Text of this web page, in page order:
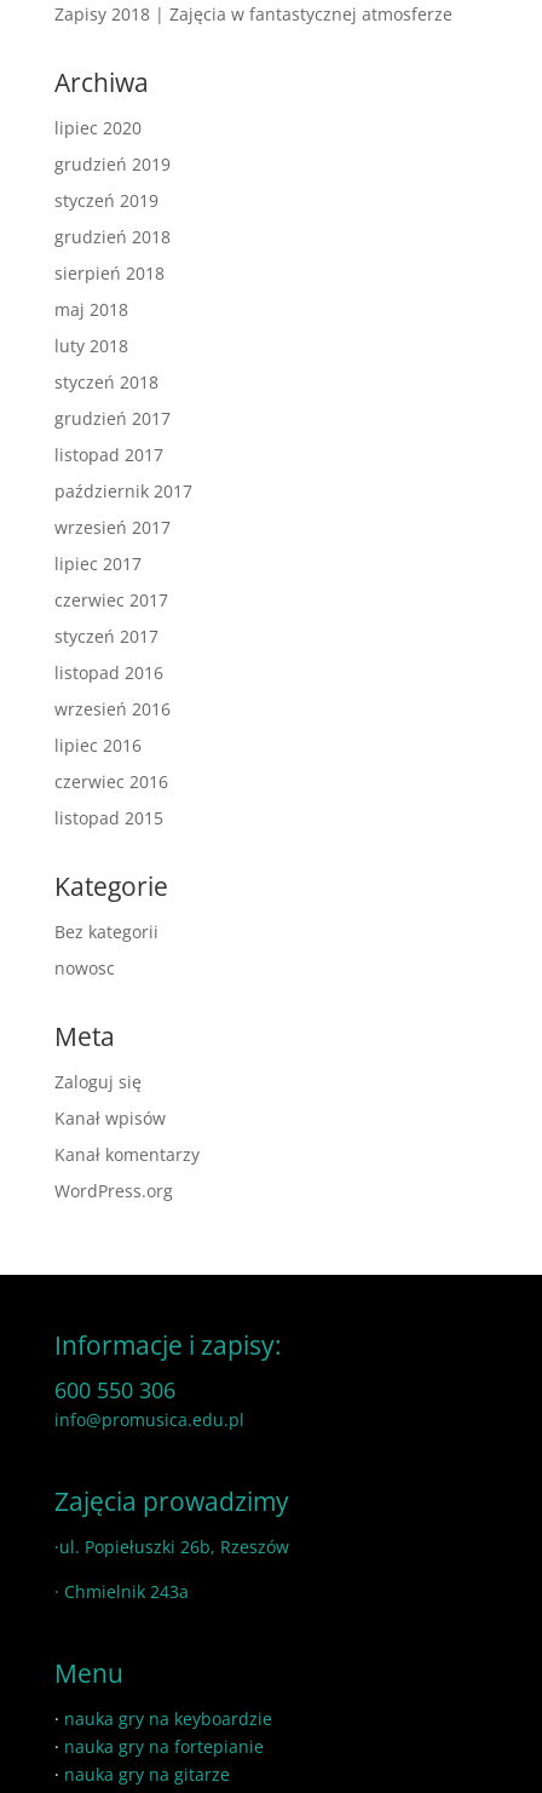
Zapisy 2018 | Zajęcia w fantastycznej atmosferze
Archiwa
lipiec 2020
grudzień 2019
styczeń 2019
grudzień 2018
sierpień 2018
maj 2018
luty 2018
styczeń 2018
grudzień 2017
listopad 2017
październik 2017
wrzesień 2017
lipiec 2017
czerwiec 2017
styczeń 2017
listopad 2016
wrzesień 2016
lipiec 2016
czerwiec 2016
listopad 2015
Kategorie
Bez kategorii
nowosc
Meta
Zaloguj się
Kanał wpisów
Kanał komentarzy
WordPress.org
Informacje i zapisy:
600 550 306
info@promusica.edu.pl
Zajęcia prowadzimy
·ul. Popiełuszki 26b, Rzeszów
· Chmielnik 243a
Menu
· nauka gry na keyboardzie
· nauka gry na fortepianie
· nauka gry na gitarze